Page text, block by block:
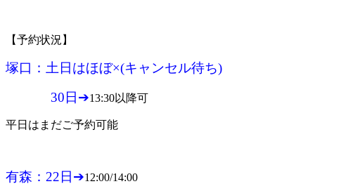
【予約状況】
塚口：土日はほぼ×(キャンセル待ち)
30日➔13:30以降可
平日はまだご予約可能
有森：22日➔12:00/14:00